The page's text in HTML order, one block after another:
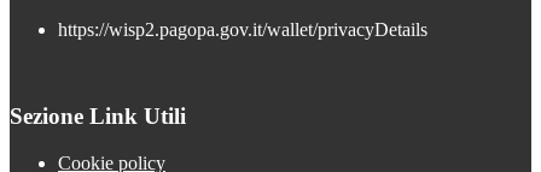
https://wisp2.pagopa.gov.it/wallet/privacyDetails
Sezione Link Utili
Cookie policy